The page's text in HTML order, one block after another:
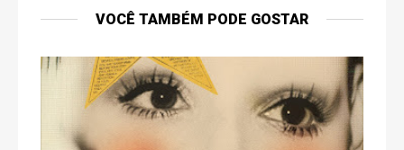
VOCÊ TAMBÉM PODE GOSTAR